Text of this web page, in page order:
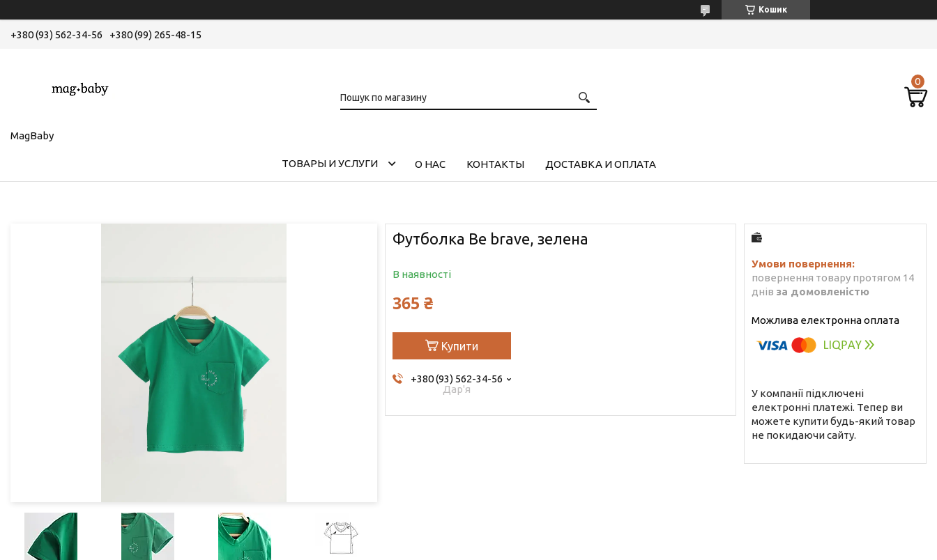
Кошик
+380 (93) 562-34-56 +380 (99) 265-48-15
MagBaby
ТОВАРЫ И УСЛУГИ О НАС КОНТАКТЫ ДОСТАВКА И ОПЛАТА
Футболка Be brave, зелена
В наявності
365 ₴
Купити
+380 (93) 562-34-56
Дар'я
повернення товару протягом 14
днів за домовленістю
У компанії підключені
електронні платежі. Тепер ви
можете купити будь-який товар
не покидаючи сайту.